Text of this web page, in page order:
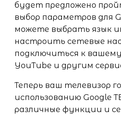
будет предложено
выбор параметров для
можете выбрать язык
настроить сетевые
подключиться к
YouTube и другим
Теперь ваш телевизор
использованию Google
различные функции и